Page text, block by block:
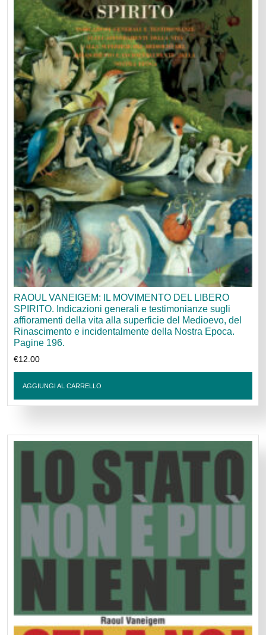
RAOUL VANEIGEM: IL MOVIMENTO DEL LIBERO
SPIRITO. Indicazioni generali e testimonianze sugli
affioramenti della vita alla superficie del Medioevo, del
Rinascimento e incidentalmente della Nostra Epoca.
Pagine 196.
€12.00
AGGIUNGI AL CARRELLO